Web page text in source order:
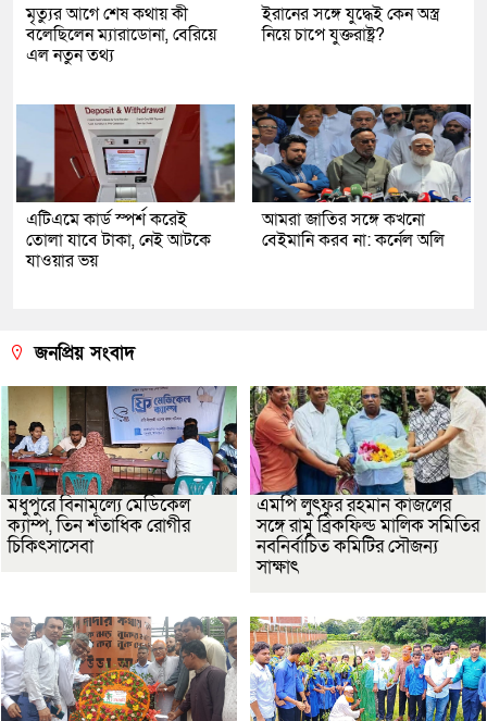
মৃত্যুর আগে শেষ কথায় কী
বলেছিলেন ম্যারাডোনা, বেরিয়ে
এল নতুন তথ্য
ইরানের সঙ্গে যুদ্ধেই কেন অস্ত্র
নিয়ে চাপে যুক্তরাষ্ট্র?
এটিএমে কার্ড স্পর্শ করেই
তোলা যাবে টাকা, নেই আটকে
যাওয়ার ভয়
আমরা জাতির সঙ্গে কখনো
বেইমানি করব না: কর্নেল অলি
জনপ্রিয় সংবাদ
মধুপুরে বিনামূল্যে মেডিকেল
ক্যাম্প, তিন শতাধিক রোগীর
চিকিৎসাসেবা
এমপি লুৎফুর রহমান কাজলের
সঙ্গে রামু ব্রিকফিল্ড মালিক সমিতির
নবনির্বাচিত কমিটির সৌজন্য
সাক্ষাৎ